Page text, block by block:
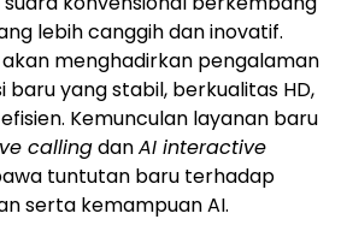
lebih canggih dan inovatif.
menghadirkan pengalaman
baru yang stabil, berkualitas HD,
Kemunculan layanan baru
callingdanAI interactive
tuntutan baru terhadap
serta kemampuan AI.